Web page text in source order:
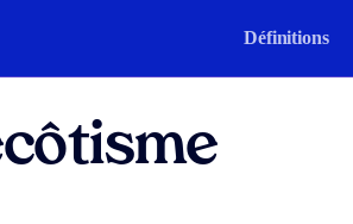
Définitions